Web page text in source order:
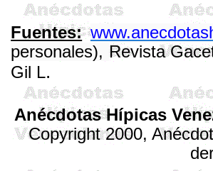
Fuentes:
personales), Revista
Gil L.
Anécdotas Hípicas
Copyright 2000,